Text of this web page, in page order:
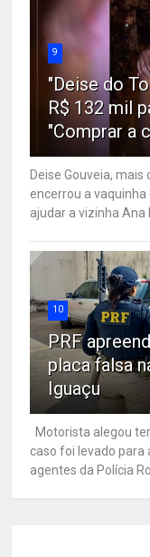
9
"Deise do
R$ 132 mil
"Comprar a
Deise Gouveia,
encerrou a
ajudar a vizinha Ana
10
PRF
placa falsa
Iguaçu
Motorista alegou
caso foi levado para
agentes da Polícia